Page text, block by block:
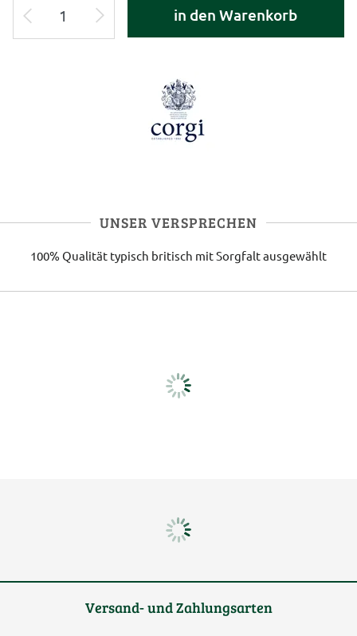
in den Warenkorb
UNSER VERSPRECHEN
100% Qualität typisch britisch mit Sorgfalt ausgewählt
Versand- und Zahlungsarten